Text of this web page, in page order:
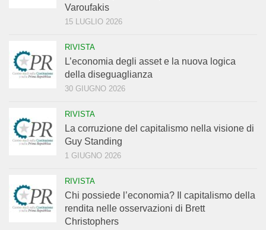
Varoufakis
15 LUGLIO 2026
RIVISTA
L’economia degli asset e la nuova logica
della diseguaglianza
30 GIUGNO 2026
RIVISTA
La corruzione del capitalismo nella visione di
Guy Standing
1 GIUGNO 2026
RIVISTA
Chi possiede l’economia? Il capitalismo della
rendita nelle osservazioni di Brett
Christophers